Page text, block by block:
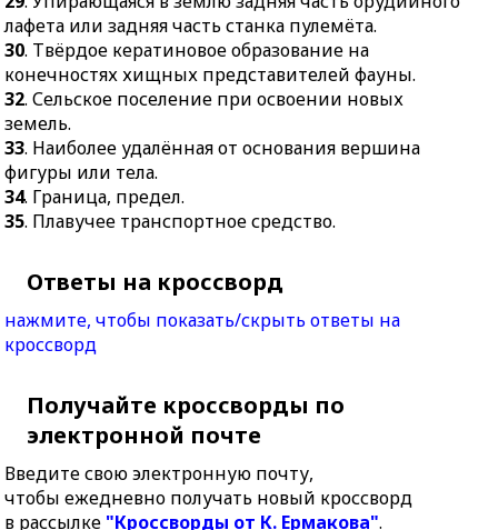
лафета или задняя часть станка пулемёта.
30. Твёрдое кератиновое образование на
конечностях хищных представителей фауны.
32. Сельское поселение при освоении новых
земель.
33. Наиболее удалённая от основания вершина
фигуры или тела.
34. Граница, предел.
35. Плавучее транспортное средство.
Ответы на кроссворд
нажмите, чтобы показать/скрыть ответы на
кроссворд
Получайте кроссворды по
электронной почте
Введите свою электронную почту,
чтобы ежедневно получать новый кроссворд
в рассылке "Кроссворды от К. Ермакова".